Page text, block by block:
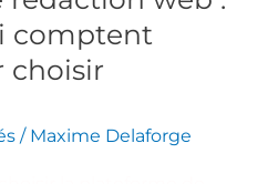
comptent
choisir
/ Maxime Delaforge